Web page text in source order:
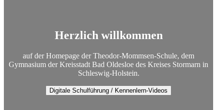
Herzlich willkommen
auf der Homepage der Theodor-Mommsen-Schule, dem
Gymnasium der Kreisstadt Bad Oldesloe des Kreises Stormarn in
Schleswig-Holstein.
Digitale Schulführung / Kennenlern-Videos